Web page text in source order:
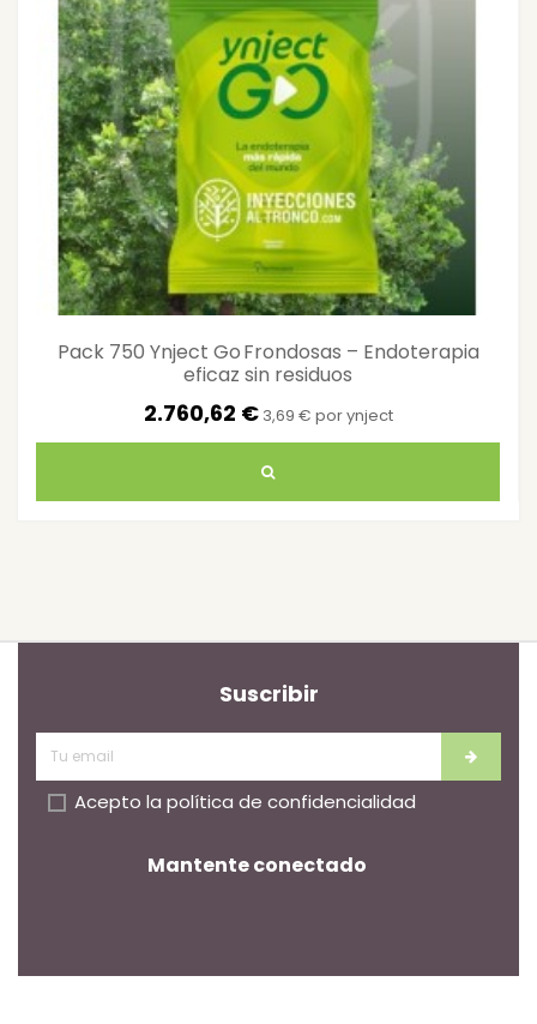
Pack 750 Ynject Go Frondosas – Endoterapia
eficaz sin residuos
2.760,62 € 3,69 € por ynject
Suscribir
Acepto la política de confidencialidad
Mantente conectado